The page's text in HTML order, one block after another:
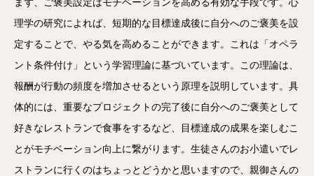
まず、ご褒美設定はモチベーションを高める有効な手段です。心
理学の研究によれば、短期的な目標達成後に自分へのご褒美を設
定することで、やる気を高めることができます。これは「オペラ
ント条件付け」という学習理論に基づいています。この理論は、
報酬が行動の頻度を増加させるという原理を説明しています。具
体的には、重要なプロジェクトの完了後に自分へのご褒美として
好きなレストランで食事をするなど、目標達成の成果を楽しむこ
とがモチベーション向上に繋がります。生徒さんのお小遣いでレ
ストランに行くのはちょっとどうかと思いますので、親御さんの